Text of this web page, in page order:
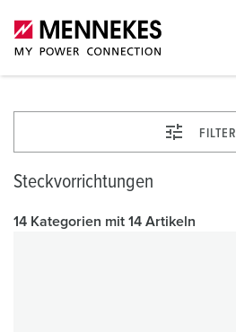
FILTER
Steckvorrichtungen
14 Kategorien mit 14 Artikeln